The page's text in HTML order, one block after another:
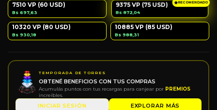
7510 VP (60 USD)
Bs 697,63
RECOMENDADO
9375 VP (75 USD)
Bs 872,04
10320 VP (80 USD)
Bs 930,18
10885 VP (85 USD)
Bs 988,31
TEMPORADA DE TORRES
OBTENÉ BENEFICIOS CON TUS COMPRAS
Acumulás puntos con tus recargas para canjear por PREMIOS
increíbles.
INICIAR SESIÓN EXPLORAR MÁS